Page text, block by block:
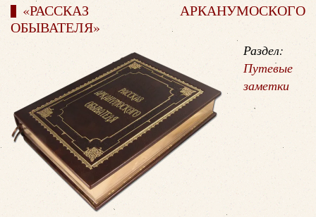
«РАССКАЗ АРКАНУМОСКОГО
ОБЫВАТЕЛЯ»
Раздел:
Путевые
заметки